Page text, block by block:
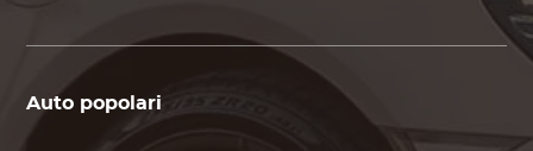
Auto popolari